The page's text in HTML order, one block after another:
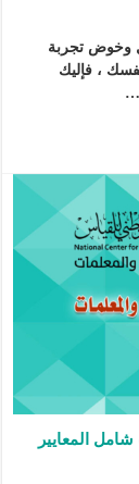
وخوض تجربة
، فإليك
…
المعايير